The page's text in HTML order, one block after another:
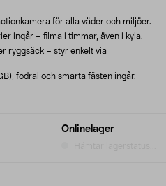
Onlinelager
för alla väder och miljöer.
ingår – filma i timmar, även i kyla.
ryggsäck – styr enkelt via
fodral och smarta fästen ingår.